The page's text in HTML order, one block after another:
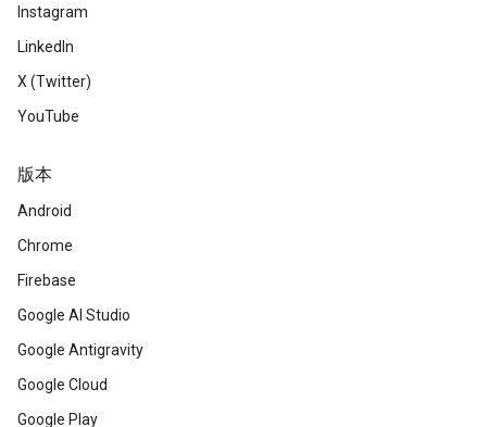
Instagram
LinkedIn
X (Twitter)
YouTube
版本
Android
Chrome
Firebase
Google AI Studio
Google Antigravity
Google Cloud
Google Play